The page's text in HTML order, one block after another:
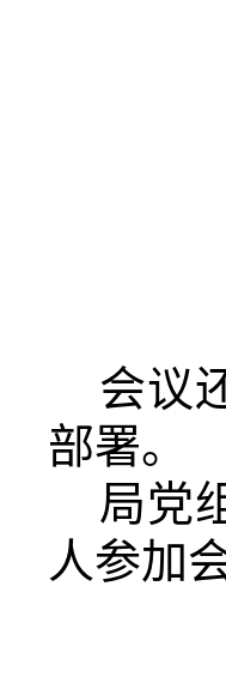
会议
部署。
局党
人参加